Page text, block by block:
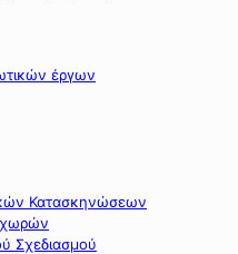
έργων
Κατασκηνώσεων
χωρών
Σχεδιασμού